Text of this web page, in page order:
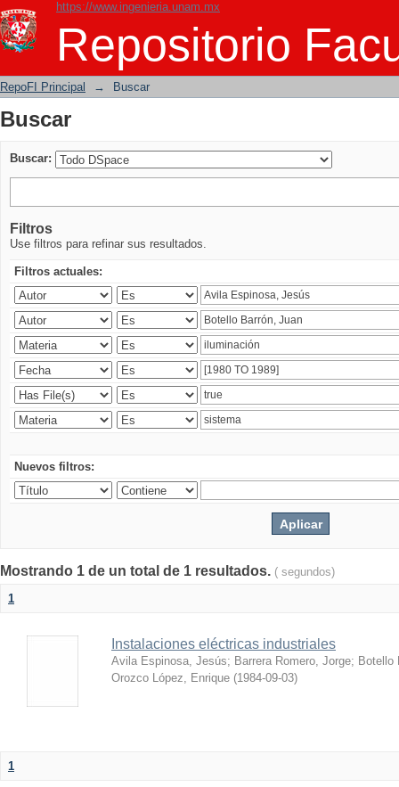
https://www.ingenieria.unam.mx
Repositorio
Buscar
RepoFI Principal → Buscar
Buscar
Buscar:
Filtros
Use filtros para refinar sus resultados.
Filtros actuales:
Nuevos filtros:
Mostrando 1 de un total de 1 resultados. ( segundos)
1
Instalaciones eléctricas industriales
Avila Espinosa, Jesús; Barrera Romero, Jorge; Botello
Orozco López, Enrique (1984-09-03)
1